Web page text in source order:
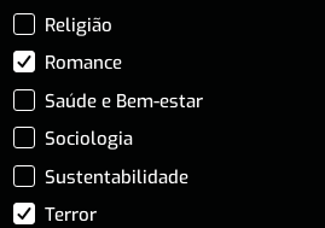
Religião
Romance
Saúde e Bem-estar
Sociologia
Sustentabilidade
Terror